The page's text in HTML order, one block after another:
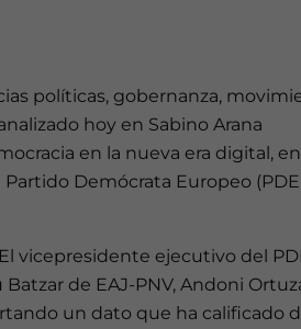
políticas, gobernanza,
hoy en Sabino Arana
en la nueva era digital,
Demócrata Europeo
vicepresidente ejecutivo del
de EAJ-PNV, Andoni
un dato que ha calificado